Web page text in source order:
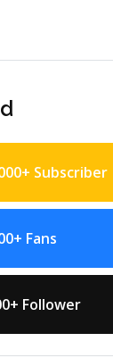
Subscriber
Fans
Follower